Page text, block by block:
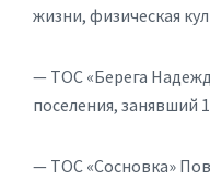
жизни, физическая
— ТОС «Берега
поселения, занявший
— ТОС «Сосновка»